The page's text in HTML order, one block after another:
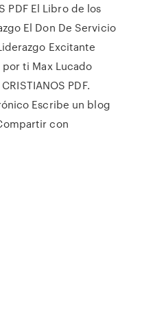
PDF El Libro de los
El Don De Servicio
Excitante
por ti Max Lucado
PDF.
Escribe un blog
con